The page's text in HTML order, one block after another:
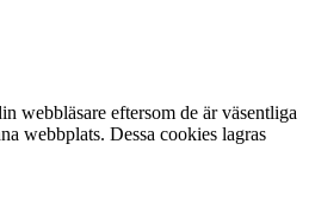
webbläsare eftersom de är väsentliga
webbplats. Dessa cookies lagras